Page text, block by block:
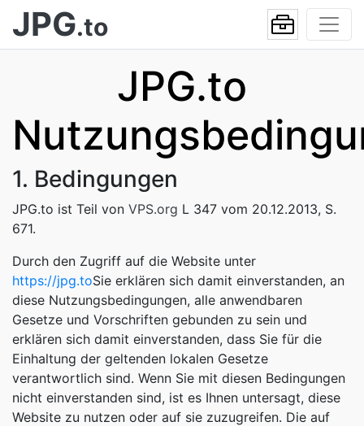
JPG.to
JPG.to
1. Bedingungen
JPG.to ist Teil von VPS.org L 347 vom 20.12.2013, S.
671.
Durch den Zugriff auf die Website unter
https://jpg.toSie erklären sich damit einverstanden, an
diese Nutzungsbedingungen, alle anwendbaren
Gesetze und Vorschriften gebunden zu sein und
erklären sich damit einverstanden, dass Sie für die
Einhaltung der geltenden lokalen Gesetze
verantwortlich sind. Wenn Sie mit diesen Bedingungen
nicht einverstanden sind, ist es Ihnen untersagt, diese
Website zu nutzen oder auf sie zuzugreifen. Die auf